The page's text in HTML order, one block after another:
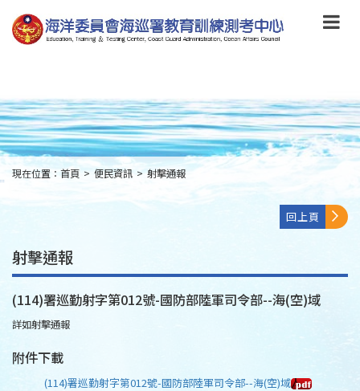
到
主
要
to
main
content
:::
現在位置： 首頁 > 便民資訊 > 射擊通報
回上頁
射擊通報
(114)署巡勤射字第012號-國防部陸軍司令部--海(空)域
詳如射擊通報
附件下載
(114)署巡勤射字第012號-國防部陸軍司令部--海(空)域